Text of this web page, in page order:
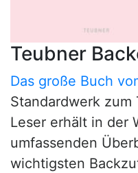
Teubner
Das große Buch
Standardwerk zum
Leser erhält in der
umfassenden
wichtigsten